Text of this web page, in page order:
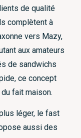
de qualité
complètent à
vers Mazy,
aux amateurs
de sandwichs
ce concept
fait maison.
léger, le fast
aussi des